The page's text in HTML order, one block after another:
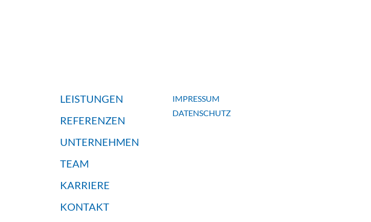
LEISTUNGEN
REFERENZEN
UNTERNEHMEN
TEAM
KARRIERE
KONTAKT
IMPRESSUM
DATENSCHUTZ